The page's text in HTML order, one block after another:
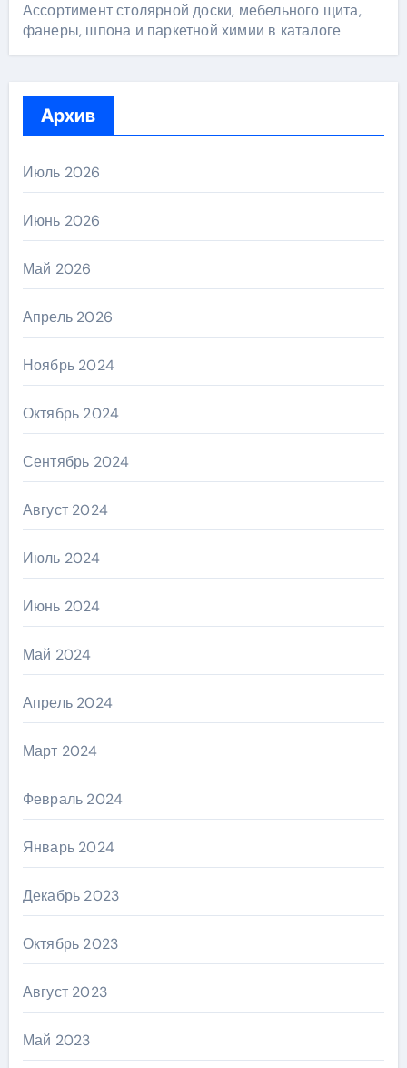
Ассортимент столярной доски, мебельного щита,
фанеры, шпона и паркетной химии в каталоге
Архив
Июль 2026
Июнь 2026
Май 2026
Апрель 2026
Ноябрь 2024
Октябрь 2024
Сентябрь 2024
Август 2024
Июль 2024
Июнь 2024
Май 2024
Апрель 2024
Март 2024
Февраль 2024
Январь 2024
Декабрь 2023
Октябрь 2023
Август 2023
Май 2023